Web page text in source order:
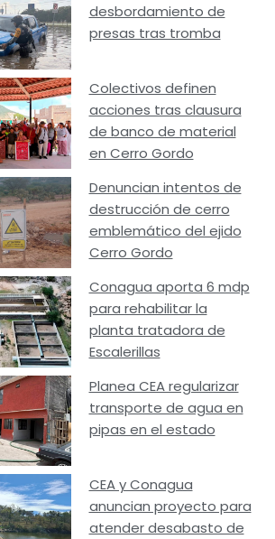
desbordamiento de
presas tras tromba
Colectivos definen
acciones tras clausura
de banco de material
en Cerro Gordo
Denuncian intentos de
destrucción de cerro
emblemático del ejido
Cerro Gordo
Conagua aporta 6 mdp
para rehabilitar la
planta tratadora de
Escalerillas
Planea CEA regularizar
transporte de agua en
pipas en el estado
CEA y Conagua
anuncian proyecto para
atender desabasto de